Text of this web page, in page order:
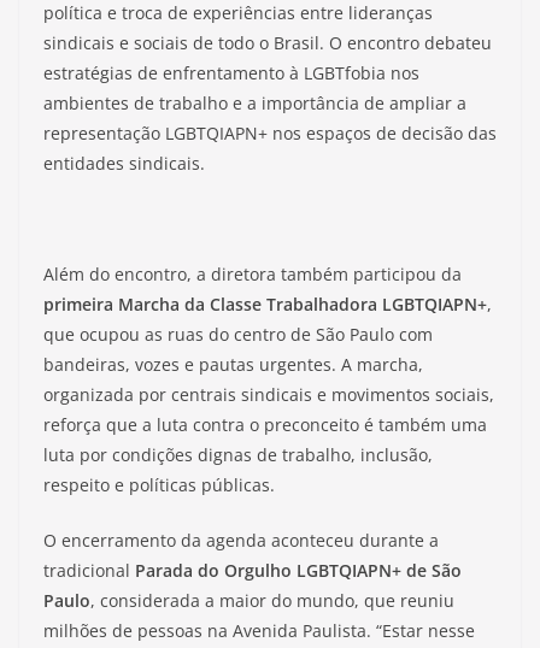
política e troca de experiências entre lideranças
sindicais e sociais de todo o Brasil. O encontro debateu
estratégias de enfrentamento à LGBTfobia nos
ambientes de trabalho e a importância de ampliar a
representação LGBTQIAPN+ nos espaços de decisão das
entidades sindicais.
Além do encontro, a diretora também participou da
primeira Marcha da Classe Trabalhadora LGBTQIAPN+,
que ocupou as ruas do centro de São Paulo com
bandeiras, vozes e pautas urgentes. A marcha,
organizada por centrais sindicais e movimentos sociais,
reforça que a luta contra o preconceito é também uma
luta por condições dignas de trabalho, inclusão,
respeito e políticas públicas.
O encerramento da agenda aconteceu durante a
tradicional Parada do Orgulho LGBTQIAPN+ de São
Paulo, considerada a maior do mundo, que reuniu
milhões de pessoas na Avenida Paulista. “Estar nesse